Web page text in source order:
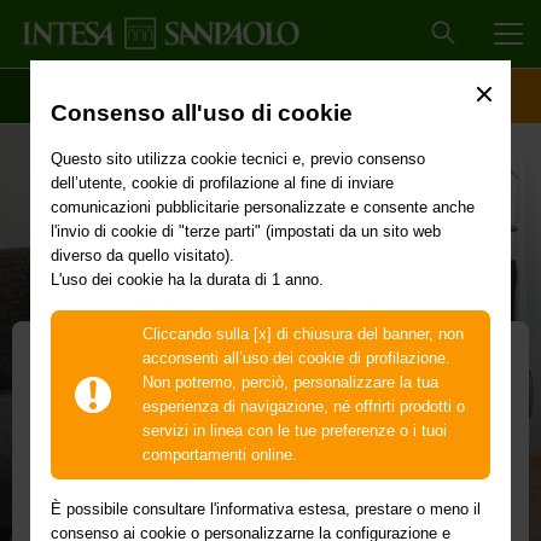
Consenso all'uso di cookie
Questo sito utilizza cookie tecnici e, previo consenso
dell’utente, cookie di profilazione al fine di inviare
comunicazioni pubblicitarie personalizzate e consente anche
l'invio di cookie di "terze parti" (impostati da un sito web
diverso da quello visitato).
L'uso dei cookie ha la durata di 1 anno.
Cliccando sulla [x] di chiusura del banner, non
acconsenti all’uso dei cookie di profilazione.
Non potremo, perciò, personalizzare la tua
esperienza di navigazione, né offrirti prodotti o
servizi in linea con le tue preferenze o i tuoi
comportamenti online.
È possibile consultare l'informativa estesa, prestare o meno il
consenso ai cookie o personalizzarne la configurazione e
Polizza ProteggiMutuo
Smart
gestire
e
mutuo